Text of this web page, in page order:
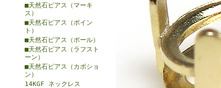
■天然石ピアス（マーキ
ス）
■天然石ピアス（ポイン
ト）
■天然石ピアス（ボール）
■天然石ピアス（ラフスト
ーン）
■天然石ピアス（カボショ
ン）
14KGF ネックレス